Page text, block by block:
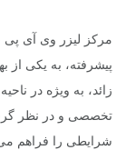
مرکز لیزر وی آی پی
پیشرفته، به یکی از
زائد، به ویژه در
تخصصی و در نظر
شرایطی را فراهم